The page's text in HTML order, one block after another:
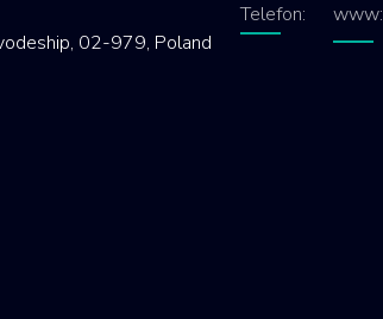
02-979, Poland
Telefon:
www: